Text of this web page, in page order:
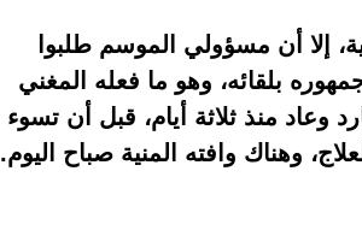
إلا أن مسؤولي الموسم طلبوا
بلقائه، وهو ما فعله المغني
وعاد منذ ثلاثة أيام، قبل أن تسوء
وهناك وافته المنية صباح اليوم.